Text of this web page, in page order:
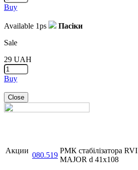
Buy
Available 1ps Пасіки
Sale
29 UAH
Buy
Close
Акции
080.519
РМК стабілізатора RVI
MAJOR d 41x108